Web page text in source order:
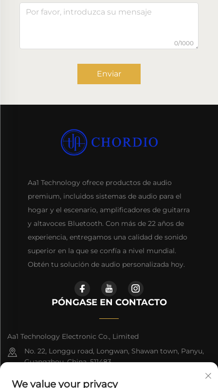
0/1000
Enviar
Aa1 Technology ofrece productos de audio
premium, incluidos sistemas de audio para el
hogar y el escenario, amplificadores de guitarra
y altavoces Bluetooth. Con más de 22 años de
experiencia, entregamos una calidad de sonido
superior en la que se confía a nivel mundial.
Obtén tu solución de audio personalizada hoy.
PÓNGASE EN CONTACTO
Aa1 Technology Electronic Co., Limited
No. 22, Longgu road, Longwan, Shawan town, Panyu,
Guangzhou, China, 511483
+86-19588875523
We value your privacy